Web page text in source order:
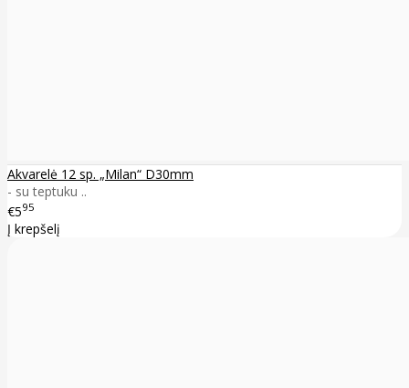
Akvarelė 12 sp. „Milan“ D30mm
- su teptuku ..
€595
Į krepšelį